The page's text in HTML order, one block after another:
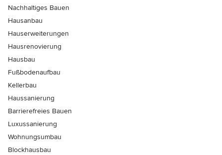
Nachhaltiges Bauen
Hausanbau
Hauserweiterungen
Hausrenovierung
Hausbau
Fußbodenaufbau
Kellerbau
Haussanierung
Barrierefreies Bauen
Luxussanierung
Wohnungsumbau
Blockhausbau